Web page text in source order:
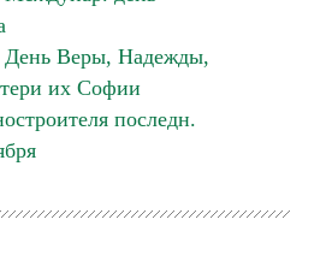
День Веры, Надежды,
их Софии
последн.